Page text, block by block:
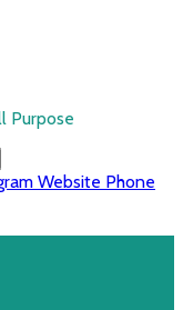
Purpose
Website Phone